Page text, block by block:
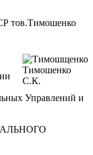
тов.Тимошенко
Тимошенко
С.К.
Управлений и